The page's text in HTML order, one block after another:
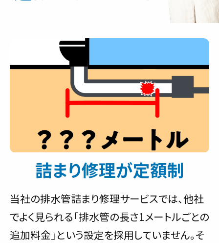
詰まり修理が定額制
当社の排水管詰まり修理サービスでは、他社
でよく見られる「排水管の長さ1メートルごとの
追加料金」という設定を採用していません。そ